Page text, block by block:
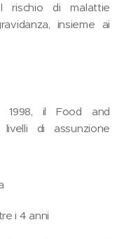
rischio di malattie
insieme ai
1998, il Food and
di assunzione
i 4 anni